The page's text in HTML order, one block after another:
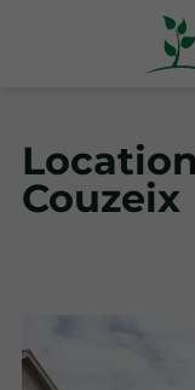
Couzeix